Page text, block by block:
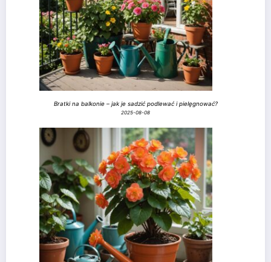
Bratki na balkonie – jak je sadzić podlewać i pielęgnować?
2025-08-08